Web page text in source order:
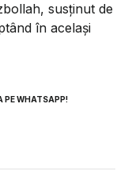
susținut de
în același
PE WHATSAPP!